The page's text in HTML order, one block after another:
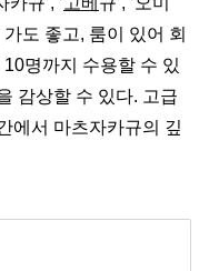
도 좋고, 룸이 있어 회
명까지 수용할 수 있
감상할 수 있다. 고급
에서 마츠자카규의 깊